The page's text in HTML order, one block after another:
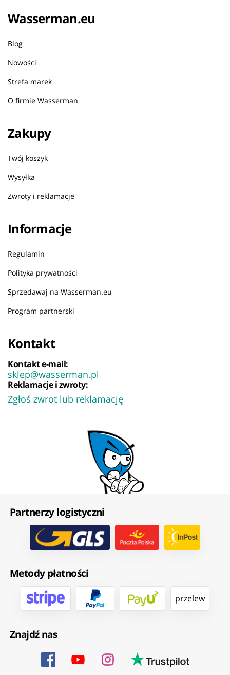
Wasserman.eu
Blog
Nowości
Strefa marek
O firmie Wasserman
Zakupy
Twój koszyk
Wysyłka
Zwroty i reklamacje
Informacje
Regulamin
Polityka prywatności
Sprzedawaj na Wasserman.eu
Program partnerski
Kontakt
Kontakt e-mail:
sklep@wasserman.pl
Reklamacje i zwroty:
Zgłoś zwrot lub reklamację
Partnerzy logistyczni
Metody płatności
przelew
Znajdź nas